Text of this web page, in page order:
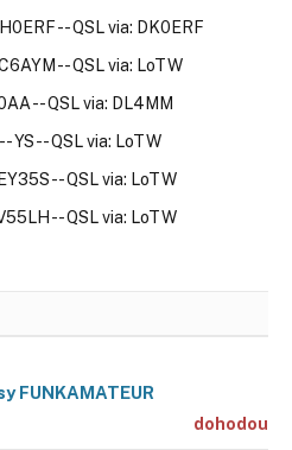
-- QSL via: DK0ERF
-- QSL via: LoTW
-- QSL via: DL4MM
YS -- QSL via: LoTW
-- QSL via: LoTW
-- QSL via: LoTW
FUNKAMATEUR
dohodou